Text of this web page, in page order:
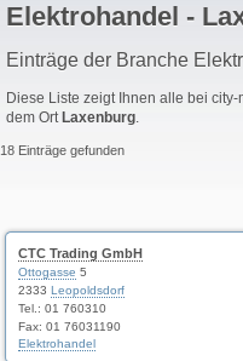
Elektrohandel -
Einträge der Branche
Diese Liste zeigt Ihnen alle bei
dem Ort Laxenburg.
18 Einträge gefunden
CTC Trading GmbH
Ottogasse 5
2333 Leopoldsdorf
Tel.: 01 760310
Fax: 01 76031190
Elektrohandel